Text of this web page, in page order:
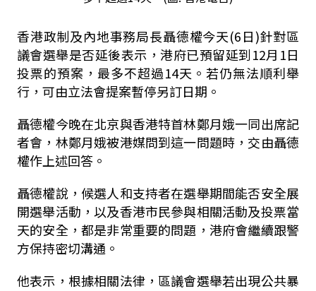
香港政制及內地事務局長聶德權今天(6日)針對區
議會選舉是否延後表示，港府已預留延到12月1日
投票的預案，最多不超過14天。若仍無法順利舉
行，可由立法會提案暫停另訂日期。
聶德權今晚在北京與香港特首林鄭月娥一同出席記
者會，林鄭月娥被港媒問到這一問題時，交由聶德
權作上述回答。
聶德權說，候選人和支持者在選舉期間能否安全展
開選舉活動，以及香港市民參與相關活動及投票當
天的安全，都是非常重要的問題，港府會繼續跟警
方保持密切溝通。
他表示，根據相關法律，區議會選舉若出現公共暴